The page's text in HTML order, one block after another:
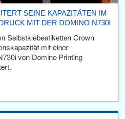
SEINE KAPAZITÄTEN IM
MIT DER DOMINO N730I
Selbstklebeetiketten Crown
mit einer
von Domino Printing